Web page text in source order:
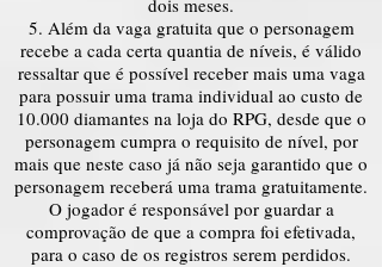
5. Além da vaga gratuita que o personagem
recebe a cada certa quantia de níveis, é válido
ressaltar que é possível receber mais uma vaga
para possuir uma trama individual ao custo de
10.000 diamantes na loja do RPG, desde que o
personagem cumpra o requisito de nível, por
mais que neste caso já não seja garantido que o
personagem receberá uma trama gratuitamente.
O jogador é responsável por guardar a
comprovação de que a compra foi efetivada,
para o caso de os registros serem perdidos.